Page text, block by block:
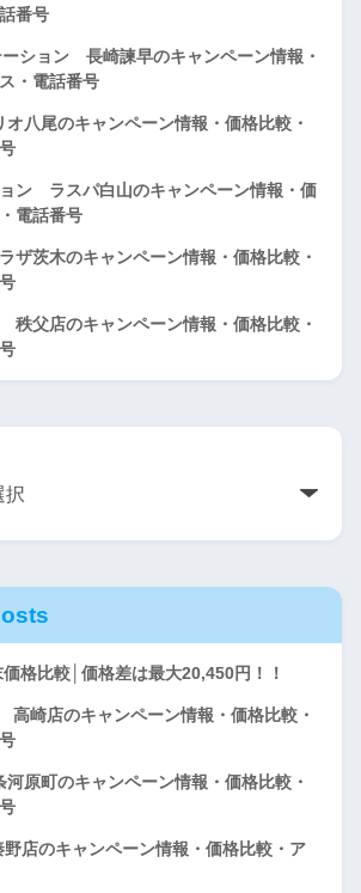
番号
ション 長崎諫早のキャンペーン情報・
・電話番号
八尾のキャンペーン情報・価格比較・
ン ラスパ白山のキャンペーン情報・価
電話番号
茨木のキャンペーン情報・価格比較・
父店のキャンペーン情報・価格比較・
格比較│価格差は最大20,450円！！
崎店のキャンペーン情報・価格比較・
原町のキャンペーン情報・価格比較・
店のキャンペーン情報・価格比較・ア